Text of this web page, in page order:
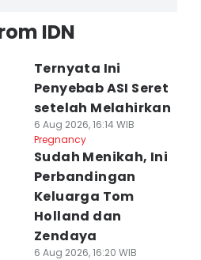
IDN
Ternyata Ini
Penyebab ASI Seret
setelah Melahirkan
6 Aug 2026, 16:14 WIB
Pregnancy
Sudah Menikah, Ini
Perbandingan
Keluarga Tom
Holland dan
Zendaya
6 Aug 2026, 16:20 WIB